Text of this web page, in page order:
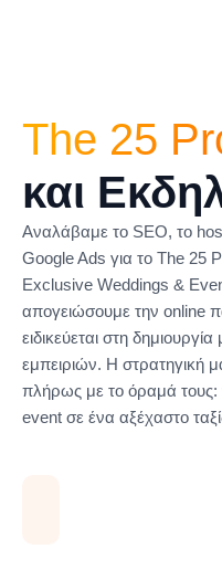
The 25
και
Αναλάβαμε το SEO, το
Google Ads για το The 25
Exclusive Weddings &
απογειώσουμε την online
ειδικεύεται στη
εμπειριών. Η στρατηγική
πλήρως με το όραμά τους:
event σε ένα αξέχαστο